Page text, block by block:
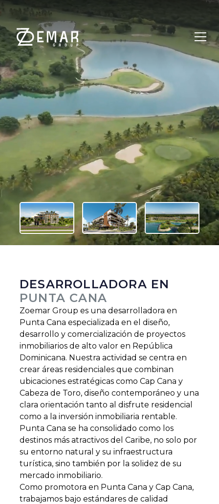
DESARROLLADORA EN
PUNTA CANA
Zoemar Group es una desarrolladora en
Punta Cana especializada en el diseño,
desarrollo y comercialización de proyectos
inmobiliarios de alto valor en República
Dominicana. Nuestra actividad se centra en
crear áreas residenciales que combinan
ubicaciones estratégicas como Cap Cana y
Cabeza de Toro, diseño contemporáneo y una
clara orientación tanto al disfrute residencial
como a la inversión inmobiliaria rentable.
Punta Cana se ha consolidado como los
destinos más atractivos del Caribe, no solo por
su entorno natural y su infraestructura
turística, sino también por la solidez de su
mercado inmobiliario.
Como promotora en Punta Cana y Cap Cana,
trabajamos bajo estándares de calidad